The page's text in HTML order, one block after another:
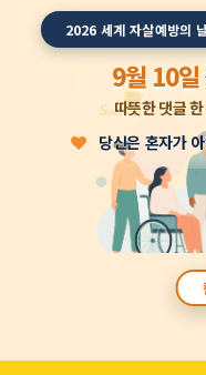
2026 세계 자살예방
9월 10일
따뜻한 댓글
당신은 혼자가